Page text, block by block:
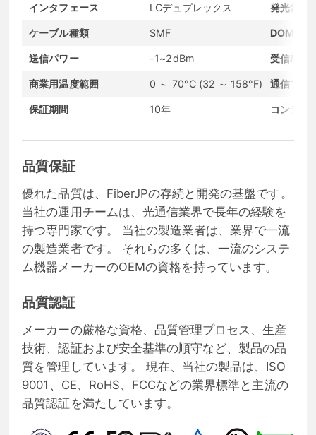
インタフェース LCデュプレックス 発光素子
ケーブル種類 SMF DOMサ
送信パワー -1~2dBm 受信感度
商業用温度範囲 0 ～ 70°C (32 ～ 158°F) 通信プロ
保証期間 10年 コンディ
品質保証
優れた品質は、FiberJPの存続と開発の基盤です。
当社の運用チームは、光通信業界で長年の経験を
持つ専門家です。 当社の製造業者は、業界で一流
の製造業者です。 それらの多くは、一流のシステ
ム機器メーカーのOEMの資格を持っています。
品質認証
メーカーの厳格な資格、品質管理プロセス、生産
技術、認証および安全基準の順守など、製品の品
質を管理しています。 現在、当社の製品は、ISO
9001、CE、RoHS、FCCなどの業界標準と主流の
品質認証を満たしています。